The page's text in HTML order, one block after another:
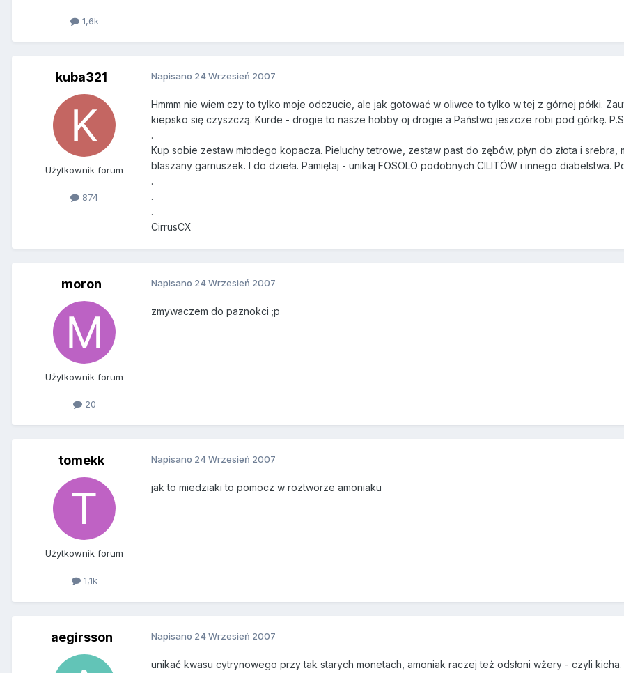
1,6k
kuba321
Użytkownik forum
874
Napisano 24 Wrzesień 2007
Hmmm nie wiem czy to tylko moje odczucie, ale jak gotować w oliwce to tylko w tej z górnej półki.
kiepsko się czyszczą. Kurde - drogie to nasze hobby oj drogie a Państwo jeszcze robi pod górkę.
.
Kup sobie zestaw młodego kopacza. Pieluchy tetrowe, zestaw past do zębów, płyn do złota i
blaszany garnuszek. I do dzieła. Pamiętaj - unikaj FOSOLO podobnych CILITÓW i innego diabelstwa.
.
.
.
CirrusCX
moron
Użytkownik forum
20
Napisano 24 Wrzesień 2007
zmywaczem do paznokci ;p
tomekk
Użytkownik forum
1,1k
Napisano 24 Wrzesień 2007
jak to miedziaki to pomocz w roztworze amoniaku
aegirsson Napisano 24 Wrzesień 2007
unikać kwasu cytrynowego przy tak starych monetach, amoniak raczej też odsłoni wżery - czyli kicha.